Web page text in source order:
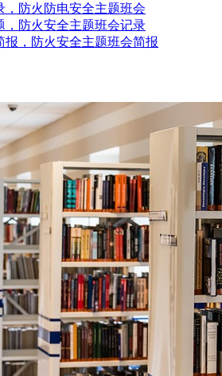
，防火防电安全主题班会
，防火安全主题班会记录
报，防火安全主题班会简报